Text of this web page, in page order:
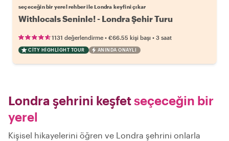
seçeceğin bir yerel rehber ile Londra keyfini çıkar
Withlocals Seninle! - Londra Şehir Turu
1131 değerlendirme • €66.55 kişi başı • 3 saat
CITY HIGHLIGHT TOUR ANINDA ONAYLI
Londra şehrini keşfetseçeceğin bir
yerel
Kişisel hikayelerini öğren ve Londra şehrini onlarla